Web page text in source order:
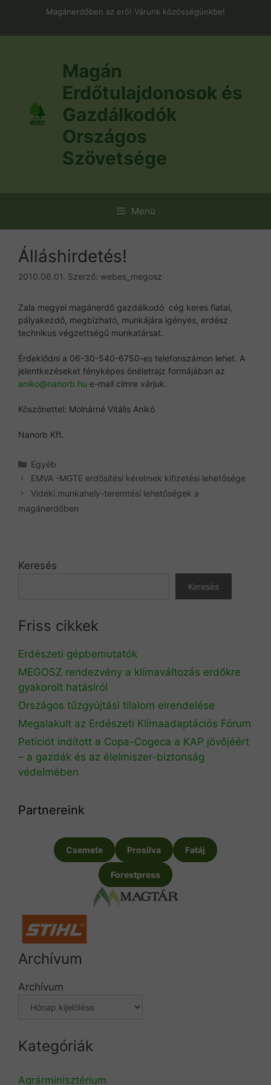
Magánerdőben az erő! Várunk közösségünkbe!
Magán
Erdőtulajdonosok és
Gazdálkodók
Országos
Szövetsége
Menü
Álláshirdetés!
2010.06.01. Szerző: webes_megosz
Zala megyei magánerdő gazdálkodó cég keres fiatal,
pályakezdő, megbízható, munkájára igényes, erdész
technikus végzettségű munkatársat.
Érdeklődni a 06-30-540-6750-es telefonszámon lehet. A
jelentkezéseket fényképes önéletrajz formájában az
aniko@nanorb.hu e-mail címre várjuk.
Köszönettel: Molnárné Vitális Anikó
Nanorb Kft.
Kategória
Egyéb
EMVA -MGTE erdősítési kérelmek kifizetési lehetősége
Vidéki munkahely-teremtési lehetőségek a
magánerdőben
Keresés
Keresés
Friss cikkek
Erdészeti gépbemutatók
MEGOSZ rendezvény a klímaváltozás erdőkre
gyakorolt hatásiról
Országos tűzgyújtási tilalom elrendelése
Megalakult az Erdészeti Klímaadaptációs Fórum
Petíciót indított a Copa-Cogeca a KAP jövőjéért
– a gazdák és az élelmiszer-biztonság
védelmében
Partnereink
Csemete Prosilva Fatáj
Forestpress
Archívum
Archívum
Kategóriák
Agrárminisztérium